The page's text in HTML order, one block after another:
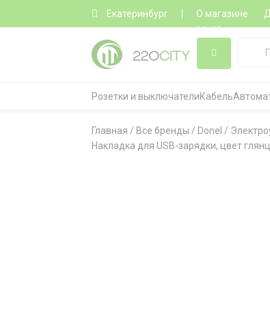
Екатеринбург О магазине
заказ
Розетки и выключателиКабель
Главная / Все бренды / Donel /
Накладка для USB-зарядки, цвет